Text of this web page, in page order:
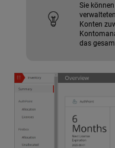
Sie
Konten
das